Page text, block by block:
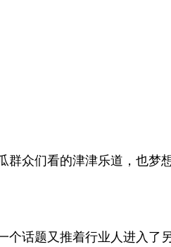
群众们看的津津乐道，也梦
话题又推着行业人进入了